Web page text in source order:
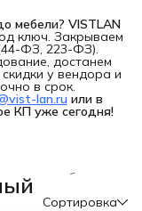
и под заказ
мебели? VISTLAN
ключ. Закрываем
ФЗ, 223-ФЗ).
достанем
у вендора и
в срок.
lan.ru или в
КП уже сегодня!
автомобиля
Сортировка